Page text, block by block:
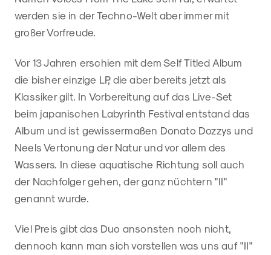
werden sie in der Techno-Welt aber immer mit
großer Vorfreude.
Vor 13 Jahren erschien mit dem Self Titled Album
die bisher einzige LP, die aber bereits jetzt als
Klassiker gilt. In Vorbereitung auf das Live-Set
beim japanischen Labyrinth Festival entstand das
Album und ist gewissermaßen Donato Dozzys und
Neels Vertonung der Natur und vor allem des
Wassers. In diese aquatische Richtung soll auch
der Nachfolger gehen, der ganz nüchtern "II"
genannt wurde.
Viel Preis gibt das Duo ansonsten noch nicht,
dennoch kann man sich vorstellen was uns auf "II"